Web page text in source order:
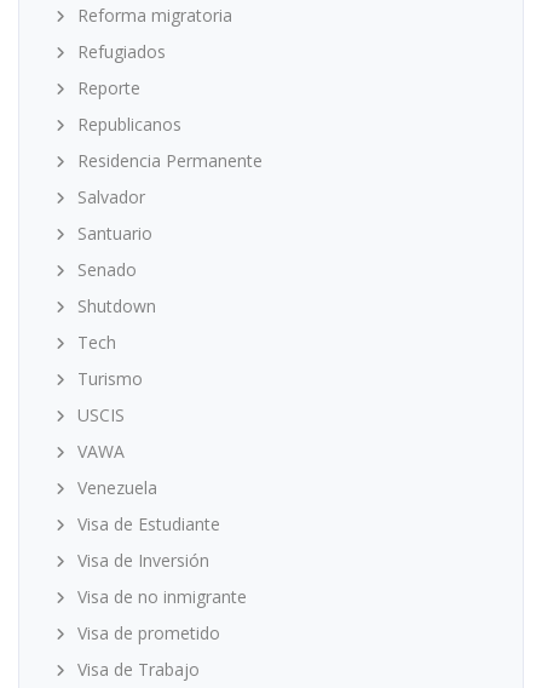
Reforma migratoria
Refugiados
Reporte
Republicanos
Residencia Permanente
Salvador
Santuario
Senado
Shutdown
Tech
Turismo
USCIS
VAWA
Venezuela
Visa de Estudiante
Visa de Inversión
Visa de no inmigrante
Visa de prometido
Visa de Trabajo